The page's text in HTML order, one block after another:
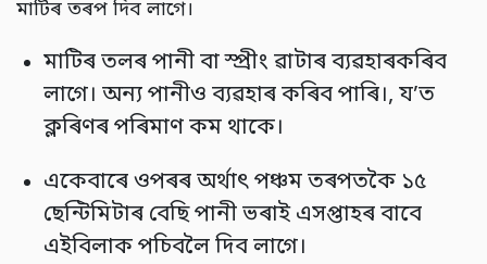
মাটিৰ তৰপ দিব লাগে।
মাটিৰ তলৰ পানী বা স্প্ৰীং ৱাটাৰ ব্যৱহাৰকৰিব
লাগে। অন্য পানীও ব্যৱহাৰ কৰিব পাৰি।, য’ত
ক্লৰিণৰ পৰিমাণ কম থাকে।
একেবাৰে ওপৰৰ অৰ্থাৎ পঞ্চম তৰপতকৈ ১৫
ছেন্টিমিটাৰ বেছি পানী ভৰাই এসপ্তাহৰ বাবে
এইবিলাক পচিবলৈ দিব লাগে।